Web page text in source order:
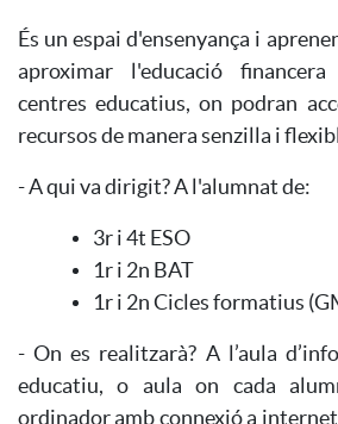
És un espai d'ensenyança i
aproximar l'educació
centres educatius, on podran
recursos de manera senzilla i
- A qui va dirigit? A l'alumnat de:
3r i 4t ESO
1r i 2n BAT
1r i 2n Cicles formatius
- On es realitzarà? A l’aula
educatiu, o aula on cada
ordinador amb connexió a